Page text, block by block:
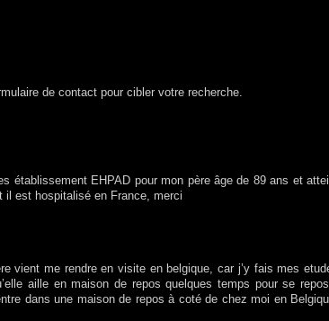
de contact pour cibler votre recherche.
établissement EHPAD pour mon père âge de 89 ans et
il est hospitalisé en France, merci
vient me rendre en visite en belgique, car j’y fais mes
aille en maison de repos quelques temps pour se
dans une maison de repos à coté de chez moi en